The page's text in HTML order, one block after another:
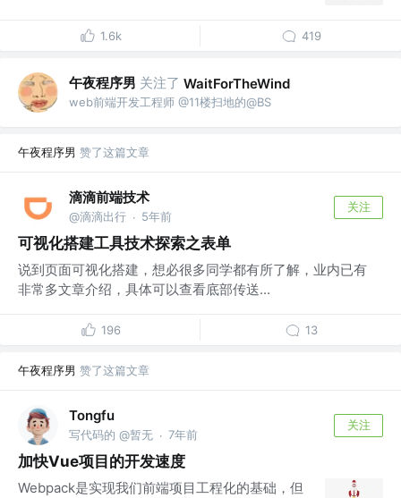
1.6k 419
午夜程序男 关注了 WaitForTheWind
web前端开发工程师 @11楼扫地的@BS
午夜程序男 赞了这篇文章
滴滴前端技术
@滴滴出行 · 5年前
关注
可视化搭建工具技术探索之表单
说到页面可视化搭建，想必很多同学都有所了解，业内已有
非常多文章介绍，具体可以查看底部传送...
196 13
午夜程序男 赞了这篇文章
Tongfu
写代码的 @暂无 · 7年前
关注
加快Vue项目的开发速度
Webpack是实现我们前端项目工程化的基础，但